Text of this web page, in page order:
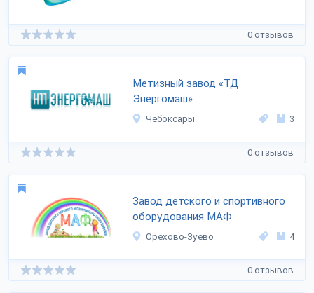
0 отзывов
Метизный завод «ТД
Энергомаш»
Чебоксары 3
0 отзывов
Завод детского и спортивного
оборудования МАФ
Орехово-Зуево 4
0 отзывов